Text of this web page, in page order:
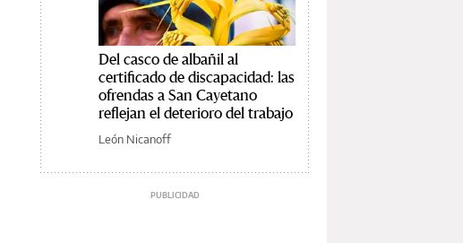
Del casco de albañil al
certificado de discapacidad: las
ofrendas a San Cayetano
reflejan el deterioro del trabajo
León Nicanoff